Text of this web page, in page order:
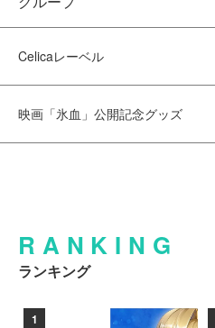
Celicaレーベル
映画「氷血」公開記念グッズ
RANKING
ランキング
1